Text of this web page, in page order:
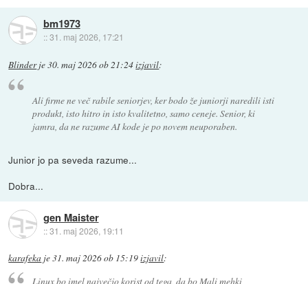
bm1973
::31. maj 2026, 17:21
Blinderje30. maj 2026 ob 21:24izjavil:
Ali firme ne več rabile seniorjev, ker bodo že juniorji naredili isti
produkt, isto hitro in isto kvalitetno, samo ceneje. Senior, ki
jamra, da ne razume AI kode je po novem neuporaben.
Junior jo pa seveda razume...
Dobra...
gen Maister
::31. maj 2026, 19:11
karafeka je31. maj 2026 ob 15:19izjavil:
Linux bo imel največjo korist od tega, da bo Mali mehki